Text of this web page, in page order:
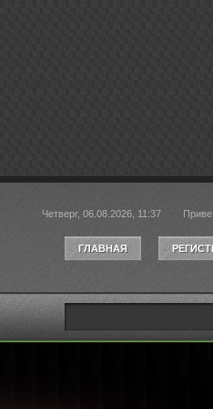
Четверг, 06.08.2026, 11:37
ГЛАВНАЯ